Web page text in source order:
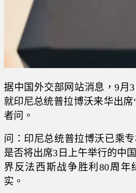
据中国外交部网站消息，9月
就印尼总统普拉博沃来华出席
者问。
问：印尼总统普拉博沃已乘
是否将出席3日上午举行的中
界反法西斯战争胜利80周年
实。